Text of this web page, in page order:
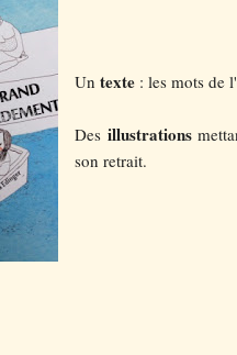
Un texte : les mots de
Des illustrations
son retrait.